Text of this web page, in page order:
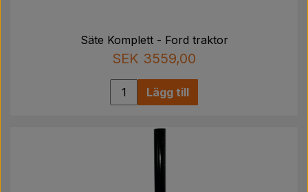
Säte Komplett - Ford traktor
SEK 3559,00
Lägg till